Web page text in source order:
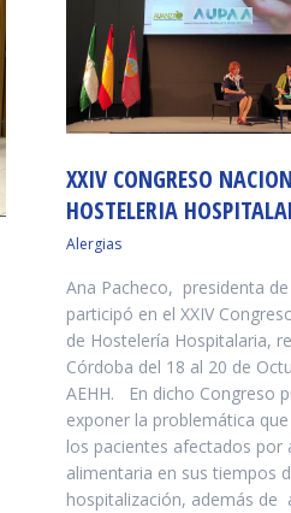
XXIV CONGRESO
HOSTELERIA
Alergias
Ana Pacheco, presidenta de
participó en el XXIV
de Hostelería Hospitalaria,
Córdoba del 18 al 20 de
AEHH. En dicho Congreso
exponer la problemática
los pacientes afectados por
alimentaria en sus tiempos
hospitalización, además de